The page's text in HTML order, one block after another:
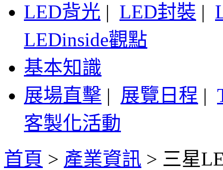
LED背光 | LED封裝 |
LEDinside觀點
基本知識
展場直擊 | 展覽日程 |
客製化活動
首頁 > 產業資訊 > 三星